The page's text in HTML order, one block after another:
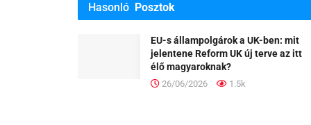
Hasonló Posztok
EU-s állampolgárok a UK-ben: mit
jelentene Reform UK új terve az itt
élő magyaroknak?
26/06/2026 1.5k